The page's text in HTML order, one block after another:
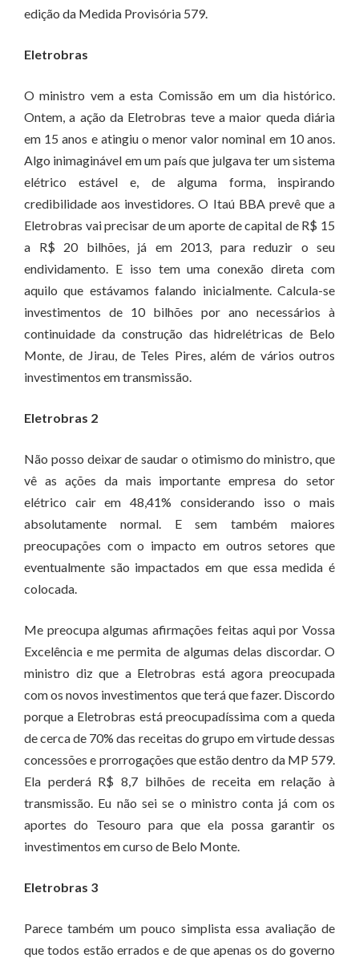
edição da Medida Provisória 579.
Eletrobras
O ministro vem a esta Comissão em um dia histórico.
Ontem, a ação da Eletrobras teve a maior queda diária
em 15 anos e atingiu o menor valor nominal em 10 anos.
Algo inimaginável em um país que julgava ter um sistema
elétrico estável e, de alguma forma, inspirando
credibilidade aos investidores. O Itaú BBA prevê que a
Eletrobras vai precisar de um aporte de capital de R$ 15
a R$ 20 bilhões, já em 2013, para reduzir o seu
endividamento. E isso tem uma conexão direta com
aquilo que estávamos falando inicialmente. Calcula-se
investimentos de 10 bilhões por ano necessários à
continuidade da construção das hidrelétricas de Belo
Monte, de Jirau, de Teles Pires, além de vários outros
investimentos em transmissão.
Eletrobras 2
Não posso deixar de saudar o otimismo do ministro, que
vê as ações da mais importante empresa do setor
elétrico cair em 48,41% considerando isso o mais
absolutamente normal. E sem também maiores
preocupações com o impacto em outros setores que
eventualmente são impactados em que essa medida é
colocada.
Me preocupa algumas afirmações feitas aqui por Vossa
Excelência e me permita de algumas delas discordar. O
ministro diz que a Eletrobras está agora preocupada
com os novos investimentos que terá que fazer. Discordo
porque a Eletrobras está preocupadíssima com a queda
de cerca de 70% das receitas do grupo em virtude dessas
concessões e prorrogações que estão dentro da MP 579.
Ela perderá R$ 8,7 bilhões de receita em relação à
transmissão. Eu não sei se o ministro conta já com os
aportes do Tesouro para que ela possa garantir os
investimentos em curso de Belo Monte.
Eletrobras 3
Parece também um pouco simplista essa avaliação de
que todos estão errados e de que apenas os do governo